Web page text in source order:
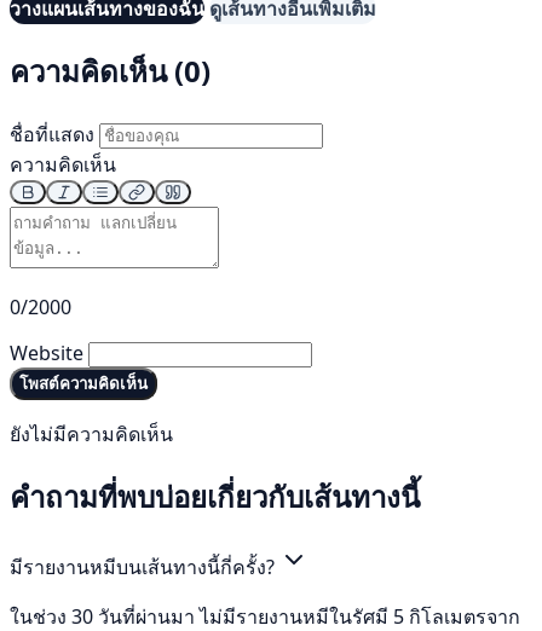
วางแผนเส้นทางของฉัน ดูเส้นทางอื่นเพิ่มเติม
ความคิดเห็น (0)
ชื่อที่แสดง
ความคิดเห็น
0/2000
Website
โพสต์ความคิดเห็น
ยังไม่มีความคิดเห็น
คำถามที่พบบ่อยเกี่ยวกับเส้นทางนี้
มีรายงานหมีบนเส้นทางนี้กี่ครั้ง?
ในช่วง 30 วันที่ผ่านมา ไม่มีรายงานหมีในรัศมี 5 กิโลเมตรจาก